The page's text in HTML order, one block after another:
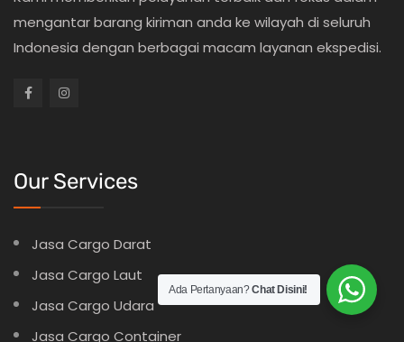
mengantar barang kiriman anda ke wilayah di seluruh
Indonesia dengan berbagai macam layanan ekspedisi.
Our Services
Jasa Cargo Darat
Jasa Cargo Laut
Jasa Cargo Udara
Jasa Cargo Container
Ada Pertanyaan?Chat Disini!